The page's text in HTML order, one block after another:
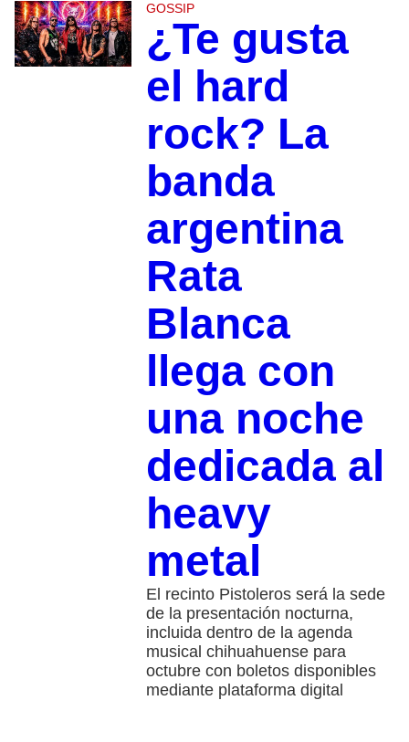
GOSSIP
¿Te gusta
el hard
rock? La
banda
argentina
Rata
Blanca
llega con
una noche
dedicada al
heavy
metal
El recinto Pistoleros será la sede
de la presentación nocturna,
incluida dentro de la agenda
musical chihuahuense para
octubre con boletos disponibles
mediante plataforma digital